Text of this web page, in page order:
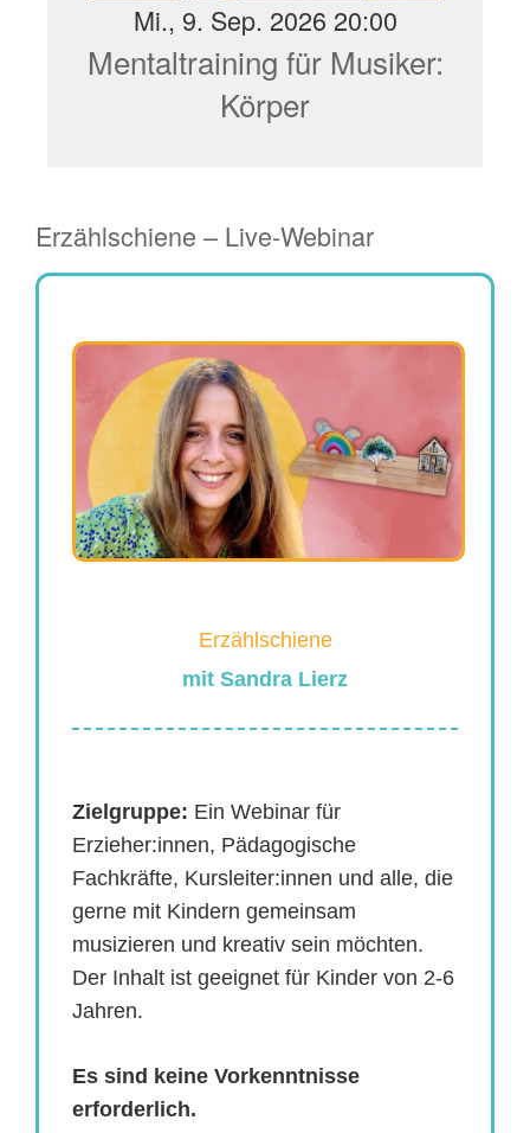
Mi., 9. Sep. 2026 20:00
Mentaltraining für Musiker:
Körper
Erzählschiene – Live-Webinar
Erzählschiene
mit Sandra Lierz
Zielgruppe: Ein Webinar für
Erzieher:innen, Pädagogische
Fachkräfte, Kursleiter:innen und alle, die
gerne mit Kindern gemeinsam
musizieren und kreativ sein möchten.
Der Inhalt ist geeignet für Kinder von 2-6
Jahren.
Es sind keine Vorkenntnisse
erforderlich.